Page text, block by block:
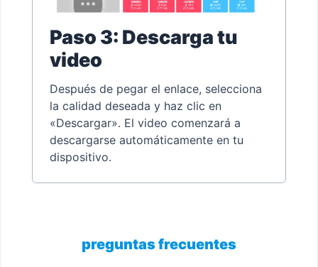
Paso 3: Descarga tu
video
Después de pegar el enlace, selecciona
la calidad deseada y haz clic en
«Descargar». El video comenzará a
descargarse automáticamente en tu
dispositivo.
preguntas frecuentes